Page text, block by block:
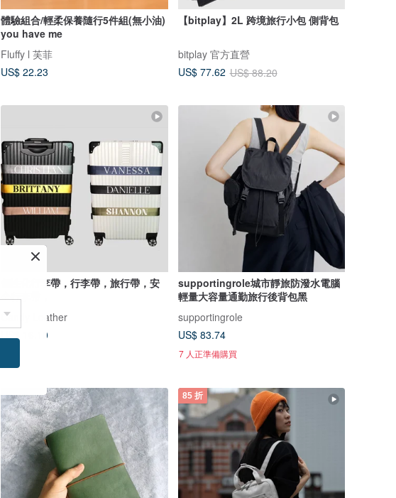
體驗組合/輕柔保養隨行5件組(無小油)
you have me
Fluffy l 芙菲
US$ 22.23
【bitplay】2L 跨境旅行小包 側背包
bitplay 官方直營
US$ 77.62 US$ 88.20
個性化行李帶，行李帶，旅行帶，安
全行李帶，
Candy Leather
US$ 16.10
supportingrole城市靜旅防潑水電腦
輕量大容量通勤旅行後背包黑
supportingrole
US$ 83.74
7 人正準備購買
85 折